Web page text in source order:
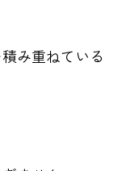
み重ねている